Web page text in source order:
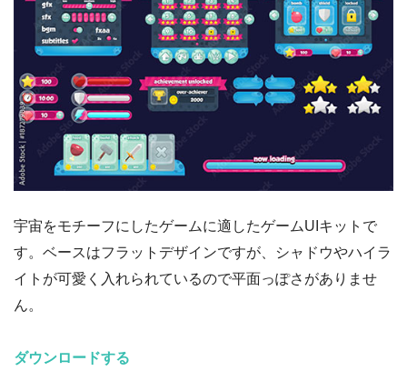
宇宙をモチーフにしたゲームに適したゲームUIキットで
す。ベースはフラットデザインですが、シャドウやハイラ
イトが可愛く入れられているので平面っぽさがありませ
ん。
ダウンロードする